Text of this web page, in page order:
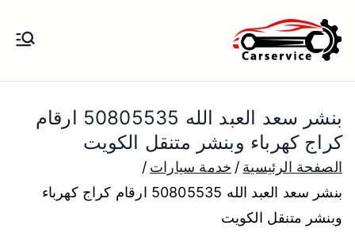
إلى
المحتوى
الكويت
بنشر متنقل الكويت كهرباء وبنشر تبديل
بارخص الاسعار
بنشر سعد العبد الله 50805535 ارقام
كراج كهرباء وبنشر متنقل الكويت
الصفحة الرئيسية
خدمة سيارات
بنشر سعد العبد الله 50805535 ارقام كراج كهرباء
وبنشر متنقل الكويت